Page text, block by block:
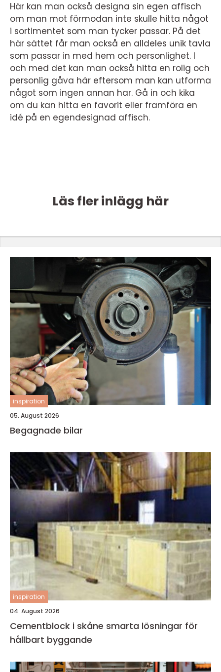
Här kan man också designa sin egen affisch
om man mot förmodan inte skulle hitta något
i sortimentet som man tycker passar. På det
här sättet får man också en alldeles unik tavla
som passar in med hem och personlighet. I
och med det kan man också hitta en rolig och
personlig gåva här eftersom man kan utforma
något som ingen annan har. Gå in och kika
om du kan hitta en favorit eller framföra en
idé på en egendesignad affisch.
Läs fler inlägg här
inspiration
05. August 2026
Begagnade bilar
inspiration
04. August 2026
Cementblock i skåne smarta lösningar för
hållbart byggande